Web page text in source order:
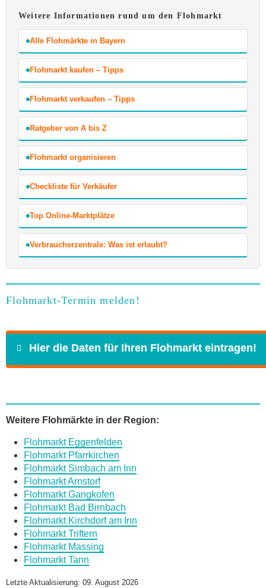
Weitere Informationen rund um den Flohmarkt
Alle Flohmärkte in Bayern
Flohmarkt kaufen – Tipps
Flohmarkt verkaufen – Tipps
Ratgeber von A bis Z
Flohmarkt organisieren
Checkliste für Verkäufer
Top Online-Marktplätze
Verbraucherzentrale: Was ist erlaubt?
Flohmarkt-Termin melden!
Hier die Daten für Ihren Flohmarkt eintragen!
E-Mail*
Daten des Flohmarkts
Name des Flohmarkts
Weitere Flohmärkte in der Region:
Flohmarkt Eggenfelden
Flohmarkt Pfarrkirchen
Flohmarkt Simbach am Inn
Flohmarkt Arnstorf
Flohmarkt Gangkofen
Flohmarkt Bad Birnbach
Flohmarkt Kirchdorf am Inn
Flohmarkt Triftern
Flohmarkt Massing
Flohmarkt Tann
Letzte Aktualisierung: 09. August 2026